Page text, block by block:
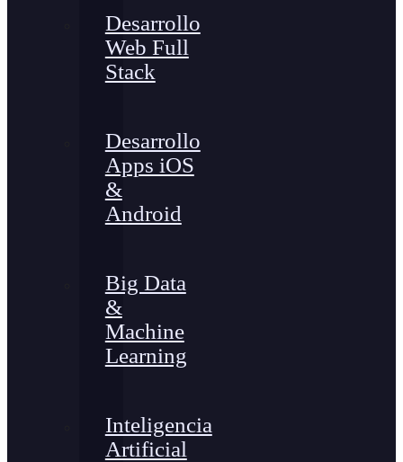
Desarrollo
Web Full
Stack
Desarrollo
Apps iOS
&
Android
Big Data
&
Machine
Learning
Inteligencia
Artificial